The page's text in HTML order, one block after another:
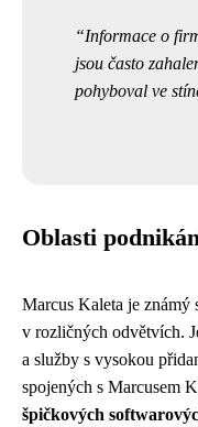
Informace o
jsou často
pohyboval ve
Oblasti
Marcus Kaleta je známý
v rozličných odvětvích.
a služby s vysokou
spojených s Marcusem
špičkových